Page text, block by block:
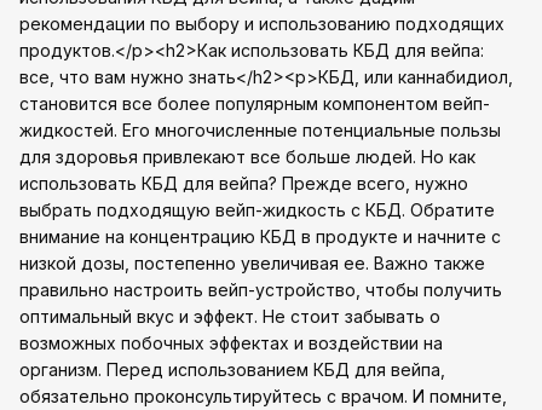
рекомендации по выбору и использованию подходящих
продуктов.</p><h2>Как использовать КБД для вейпа:
все, что вам нужно знать</h2><p>КБД, или каннабидиол,
становится все более популярным компонентом вейп-
жидкостей. Его многочисленные потенциальные пользы
для здоровья привлекают все больше людей. Но как
использовать КБД для вейпа? Прежде всего, нужно
выбрать подходящую вейп-жидкость с КБД. Обратите
внимание на концентрацию КБД в продукте и начните с
низкой дозы, постепенно увеличивая ее. Важно также
правильно настроить вейп-устройство, чтобы получить
оптимальный вкус и эффект. Не стоит забывать о
возможных побочных эффектах и воздействии на
организм. Перед использованием КБД для вейпа,
обязательно проконсультируйтесь с врачом. И помните,